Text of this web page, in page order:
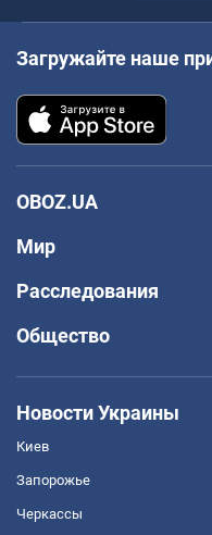
Загружайте наше
OBOZ.UA
Мир
Расследования
Общество
Новости Украины
Киев
Запорожье
Черкассы